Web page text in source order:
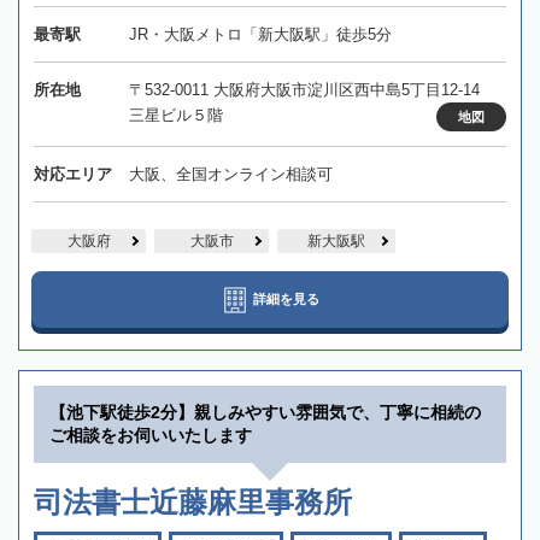
最寄駅 JR・大阪メトロ「新大阪駅」徒歩5分
所在地
〒532-0011 大阪府大阪市淀川区西中島5丁目12-14
三星ビル５階
地図
対応エリア 大阪、全国オンライン相談可
大阪府 大阪市 新大阪駅
詳細を見る
【池下駅徒歩2分】親しみやすい雰囲気で、丁寧に相続の
ご相談をお伺いいたします
司法書士近藤麻里事務所